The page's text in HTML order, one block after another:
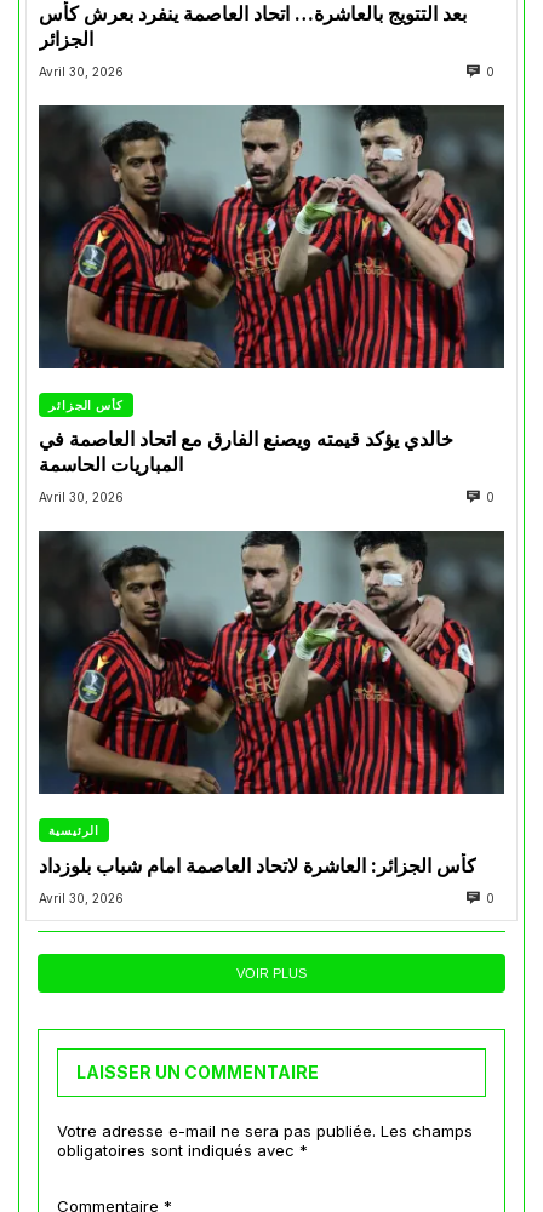
بعد التتويج بالعاشرة… اتحاد العاصمة ينفرد بعرش كأس
الجزائر
Avril 30, 2026 0
كأس الجزائر
خالدي يؤكد قيمته ويصنع الفارق مع اتحاد العاصمة في
المباريات الحاسمة
Avril 30, 2026 0
الرئيسية
كأس الجزائر: العاشرة لاتحاد العاصمة امام شباب بلوزداد
Avril 30, 2026 0
VOIR PLUS
LAISSER UN COMMENTAIRE
Votre adresse e-mail ne sera pas publiée. Les champs
obligatoires sont indiqués avec *
Commentaire *